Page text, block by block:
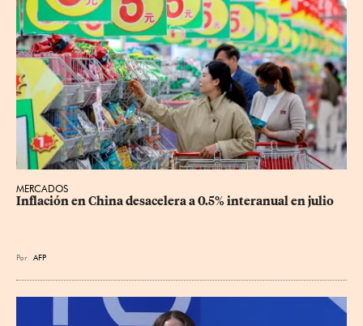
MERCADOS
Inflación en China desacelera a 0.5% interanual en julio
Por AFP